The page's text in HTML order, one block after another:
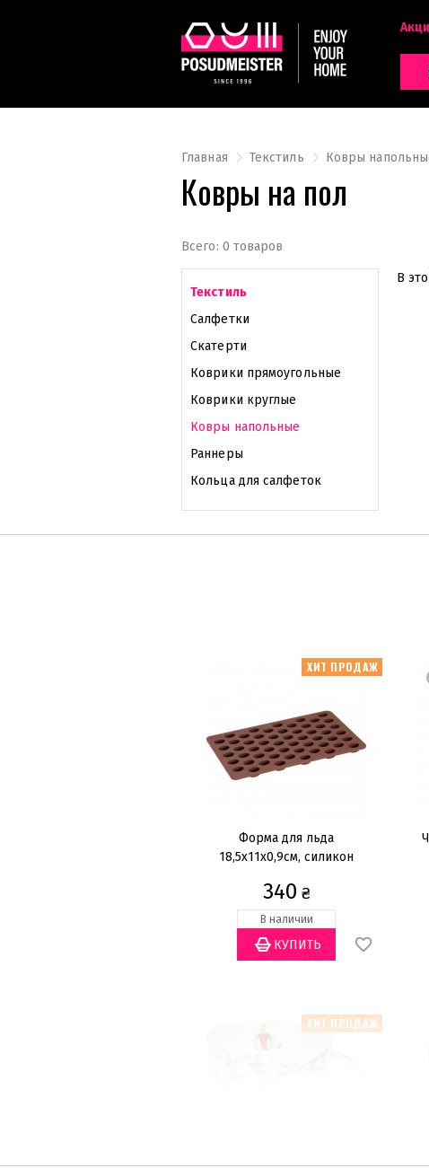
Главная Текстиль Ковры
Ковры на пол
Всего: 0 товаров
Текстиль
Салфетки
Скатерти
Коврики прямоугольные
Коврики круглые
Ковры напольные
Раннеры
Кольца для салфеток
В
ХИТ ПРОДАЖ
Форма для льда
18,5х11х0,9см, силикон
340 ₴
В наличии
ХИТ ПРОДАЖ